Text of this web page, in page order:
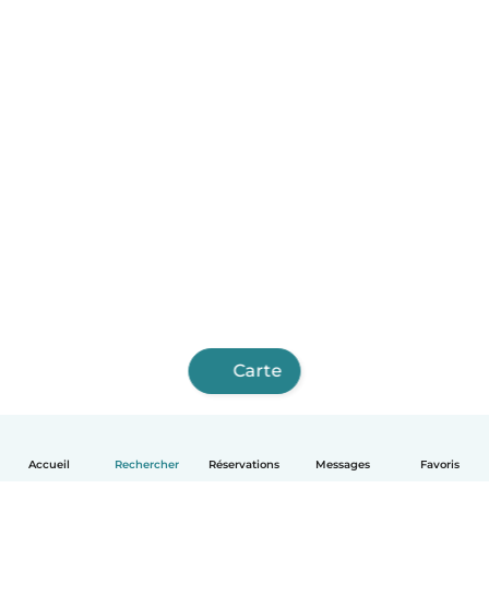
Accueil Rechercher Réservations Messages Favoris
Carte